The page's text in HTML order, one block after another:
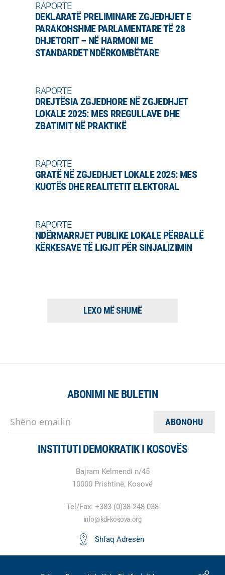
RAPORTE
DEKLARATË PRELIMINARE ZGJEDHJET E
PARAKOHSHME PARLAMENTARE TË 28
DHJETORIT – NË HARMONI ME
STANDARDET NDËRKOMBËTARE
RAPORTE
DREJTËSIA ZGJEDHORE NË ZGJEDHJET
LOKALE 2025: MES RREGULLAVE DHE
ZBATIMIT NË PRAKTIKË
RAPORTE
GRATË NË ZGJEDHJET LOKALE 2025: MES
KUOTËS DHE REALITETIT ELEKTORAL
RAPORTE
NDËRMARRJET PUBLIKE LOKALE PËRBALLË
KËRKESAVE TË LIGJIT PËR SINJALIZIMIN
LEXO MË SHUMË
ABONIMI NE BULETIN
Shëno emailin
INSTITUTI DEMOKRATIK I KOSOVËS
Bajram Kelmendi n/45
10000 Prishtinë, Kosovë
Tel/Fax: +383 (0)38 248 038
info@kdi-kosova.org
Shfaq Adresën